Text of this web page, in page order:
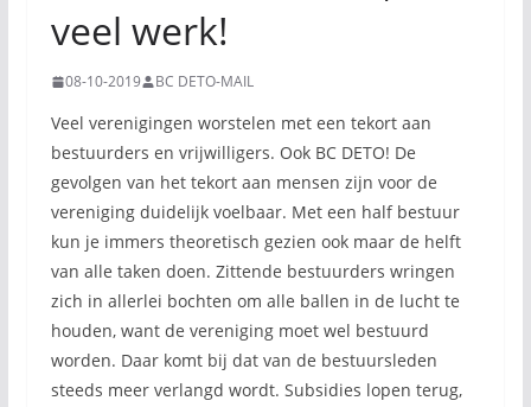
veel werk!
08-10-2019 BC DETO-MAIL
Veel verenigingen worstelen met een tekort aan
bestuurders en vrijwilligers. Ook BC DETO! De
gevolgen van het tekort aan mensen zijn voor de
vereniging duidelijk voelbaar. Met een half bestuur
kun je immers theoretisch gezien ook maar de helft
van alle taken doen. Zittende bestuurders wringen
zich in allerlei bochten om alle ballen in de lucht te
houden, want de vereniging moet wel bestuurd
worden. Daar komt bij dat van de bestuursleden
steeds meer verlangd wordt. Subsidies lopen terug,